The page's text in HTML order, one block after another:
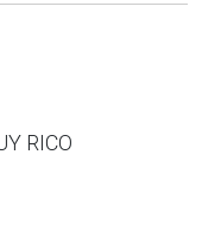
RICO